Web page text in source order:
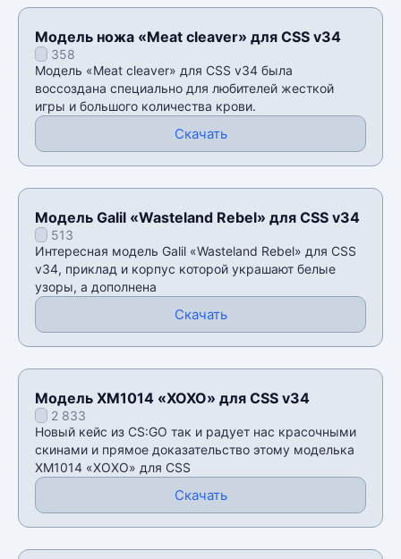
Модель ножа «Meat cleaver» для CSS v34
358
Модель «Meat cleaver» для CSS v34 была
воссоздана специально для любителей жесткой
игры и большого количества крови.
Скачать
Модель Galil «Wasteland Rebel» для CSS v34
513
Интересная модель Galil «Wasteland Rebel» для CSS
v34, приклад и корпус которой украшают белые
узоры, а дополнена
Скачать
Модель XM1014 «XOXO» для CSS v34
2 833
Новый кейс из CS:GO так и радует нас красочными
скинами и прямое доказательство этому моделька
XM1014 «XOXO» для CSS
Скачать